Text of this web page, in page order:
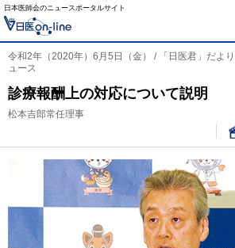
日本医師会のニュースポータルサイト
令和2年（2020年）6月5日（金） / 「日医君」だよ
ュース
診療報酬上の対応について説明
松本吉郎常任理事